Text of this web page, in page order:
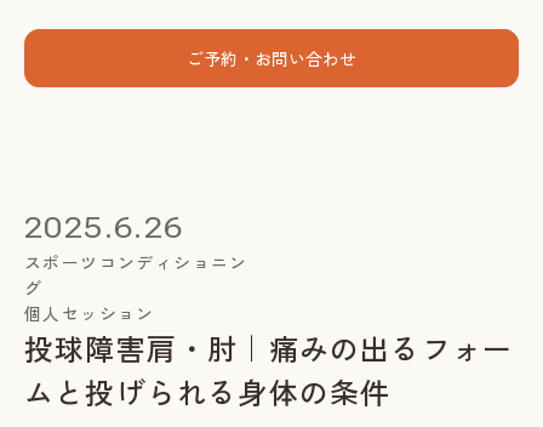
出張グループレッスン
スミカについて
お客様の声
ご予約・お問い合わせ
2025.6.26
スポーツコンディショニン
グ
個人セッション
投球障害肩・肘｜痛みの出るフォー
ムと投げられる身体の条件